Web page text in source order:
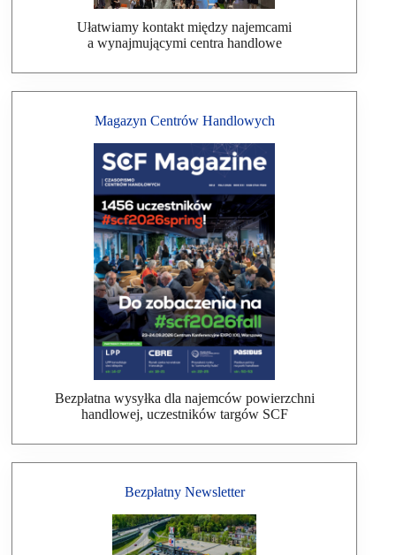
Ułatwiamy kontakt między najemcami
a wynajmującymi centra handlowe
Magazyn Centrów Handlowych
Bezpłatna wysyłka dla najemców powierzchni
handlowej, uczestników targów SCF
Bezpłatny Newsletter